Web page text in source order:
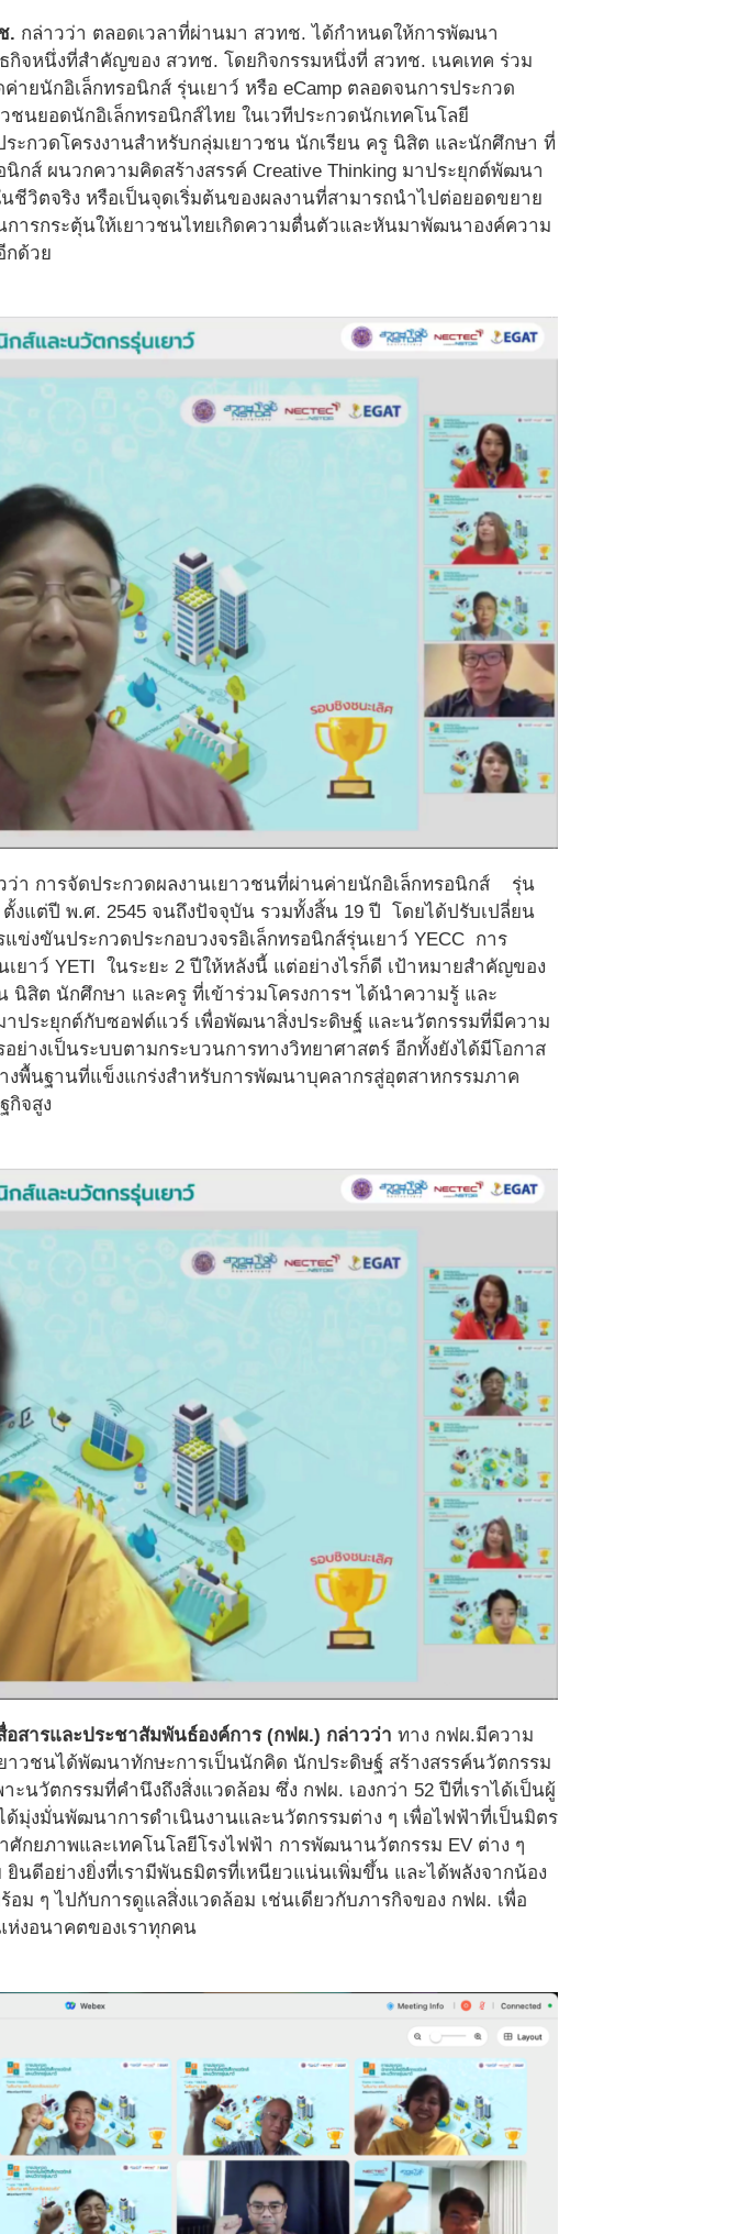
. กล่าวว่า ตลอดเวลาที่ผ่านมา สวทช. ได้กำหนดให้การพัฒนา
จหนึ่งที่สำคัญของ สวทช. โดยกิจกรรมหนึ่งที่ สวทช. เนคเทค ร่วม
ยนักอิเล็กทรอนิกส์ รุ่นเยาว์ หรือ eCamp ตลอดจนการประกวด
ชนยอดนักอิเล็กทรอนิกส์ไทย ในเวทีประกวดนักเทคโนโลยี
ะกวดโครงงานสำหรับกลุ่มเยาวชน นักเรียน ครู นิสิต และนักศึกษา ที่
กส์ ผนวกความคิดสร้างสรรค์ Creative Thinking มาประยุกต์พัฒนา
ชีวิตจริง หรือเป็นจุดเริ่มต้นของผลงานที่สามารถนำไปต่อยอดขยาย
การกระตุ้นให้เยาวชนไทยเกิดความตื่นตัวและหันมาพัฒนาองค์ความ
กด้วย
ว่า การจัดประกวดผลงานเยาวชนที่ผ่านค่ายนักอิเล็กทรอนิกส์ รุ่น
ตั้งแต่ปี พ.ศ. 2545 จนถึงปัจจุบัน รวมทั้งสิ้น 19 ปี โดยได้ปรับเปลี่ยน
งขันประกวดประกอบวงจรอิเล็กทรอนิกส์รุ่นเยาว์ YECC การ
ยาว์ YETI ในระยะ 2 ปีให้หลังนี้ แต่อย่างไรก็ดี เป้าหมายสำคัญของ
นิสิต นักศึกษา และครู ที่เข้าร่วมโครงการฯ ได้นำความรู้ และ
ประยุกต์กับซอฟต์แวร์ เพื่อพัฒนาสิ่งประดิษฐ์ และนวัตกรรมที่มีความ
ย่างเป็นระบบตามกระบวนการทางวิทยาศาสตร์ อีกทั้งยังได้มีโอกาส
งพื้นฐานที่แข็งแกร่งสำหรับการพัฒนาบุคลากรสู่อุตสาหกรรมภาค
กิจสูง
สารและประชาสัมพันธ์องค์การ (กฟผ.) กล่าวว่า ทาง กฟผ.มีความ
วชนได้พัฒนาทักษะการเป็นนักคิด นักประดิษฐ์ สร้างสรรค์นวัตกรรม
ะนวัตกรรมที่คำนึงถึงสิ่งแวดล้อม ซึ่ง กฟผ. เองกว่า 52 ปีที่เราได้เป็นผู้
มุ่งมั่นพัฒนาการดำเนินงานและนวัตกรรมต่าง ๆ เพื่อไฟฟ้าที่เป็นมิตร
กยภาพและเทคโนโลยีโรงไฟฟ้า การพัฒนานวัตกรรม EV ต่าง ๆ
นดีอย่างยิ่งที่เรามีพันธมิตรที่เหนียวแน่นเพิ่มขึ้น และได้พลังจากน้อง
ม ๆ ไปกับการดูแลสิ่งแวดล้อม เช่นเดียวกับภารกิจของ กฟผ. เพื่อ
งอนาคตของเราทุกคน